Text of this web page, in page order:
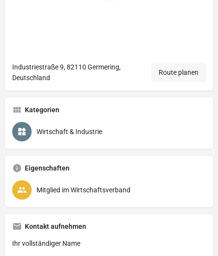
Industriestraße 9, 82110 Germering,
Deutschland
Route planen
Kategorien
Wirtschaft & Industrie
Eigenschaften
Mitglied im Wirtschaftsverband
Kontakt aufnehmen
Ihr vollständiger Name